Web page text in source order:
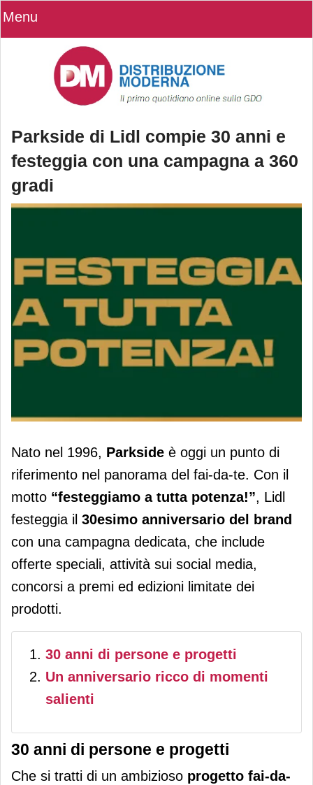
Menu
Parkside di Lidl compie 30 anni e
festeggia con una campagna a 360
gradi
Parkside di Lidl compie 30 anni e
festeggia con una campagna a 360
gradi
Nato nel 1996, Parkside è oggi un punto di
riferimento nel panorama del fai-da-te. Con il
motto “festeggiamo a tutta potenza!”, Lidl
festeggia il 30esimo anniversario del brand
con una campagna dedicata, che include
offerte speciali, attività sui social media,
concorsi a premi ed edizioni limitate dei
prodotti.
30 anni di persone e progetti
Un anniversario ricco di momenti
salienti
30 anni di persone e progetti
Che si tratti di un ambizioso progetto fai-da-